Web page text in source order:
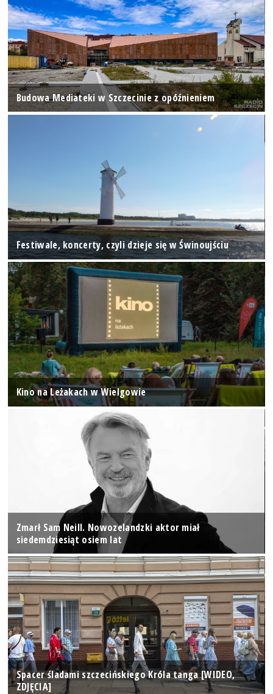
Budowa Mediateki w Szczecinie z opóźnieniem
Festiwale, koncerty, czyli dzieje się w Świnoujściu
Kino na Leżakach w Wielgowie
Zmarł Sam Neill. Nowozelandzki aktor miał
siedemdziesiąt osiem lat
Spacer śladami szczecińskiego Króla tanga [WIDEO,
ZDJĘCIA]